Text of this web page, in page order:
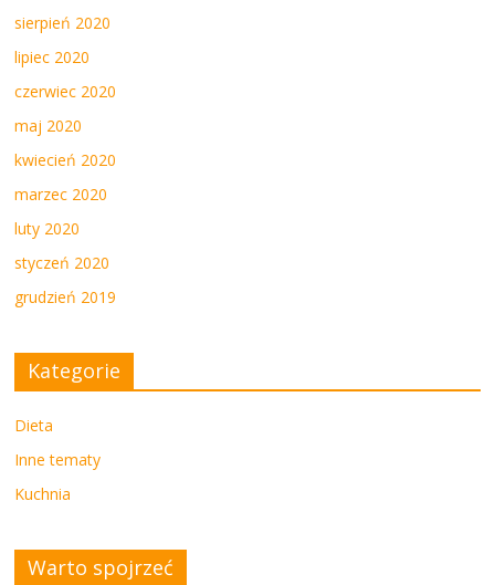
sierpień 2020
lipiec 2020
czerwiec 2020
maj 2020
kwiecień 2020
marzec 2020
luty 2020
styczeń 2020
grudzień 2019
Kategorie
Dieta
Inne tematy
Kuchnia
Warto spojrzeć